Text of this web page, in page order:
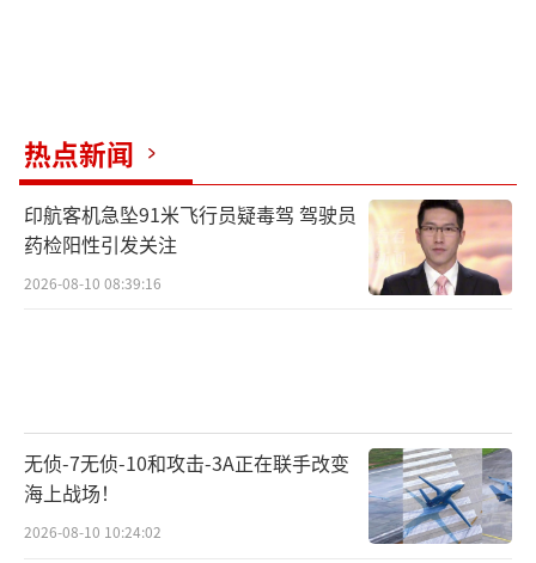
热点新闻
印航客机急坠91米飞行员疑毒驾 驾驶员
药检阳性引发关注
2026-08-10 08:39:16
无侦-7无侦-10和攻击-3A正在联手改变
海上战场！
2026-08-10 10:24:02